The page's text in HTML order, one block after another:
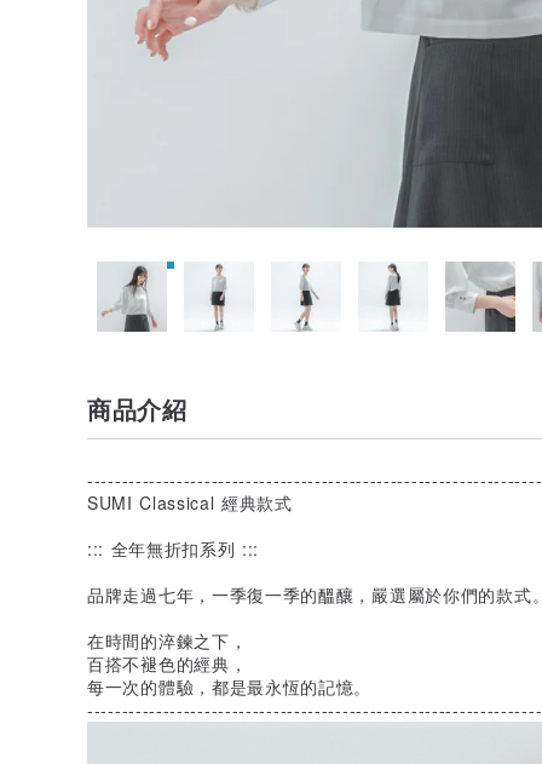
商品介紹
SUMI Classical 經典款式
::: 全年無折扣系列 :::
品牌走過七年，一季復一季的醞釀，嚴選屬於你們的款式
在時間的淬鍊之下，
百搭不褪色的經典，
每一次的體驗，都是最永恆的記憶。